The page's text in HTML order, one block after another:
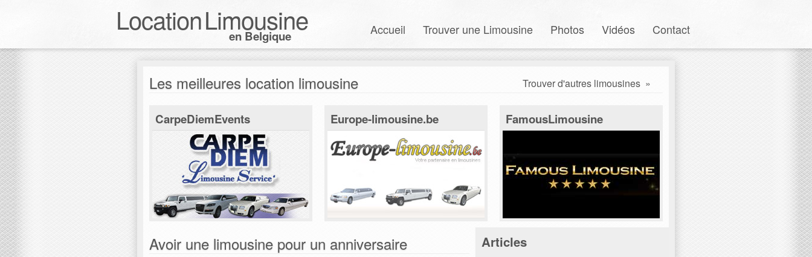
LocationLimousine
en Belgique Accueil Trouver une Limousine Photos Vidéos Contact
Les meilleures location limousine Trouver d'autres limousines »
CarpeDiemEvents Europe-limousine.be FamousLimousine
Avoir une limousine pour un anniversaire Articles